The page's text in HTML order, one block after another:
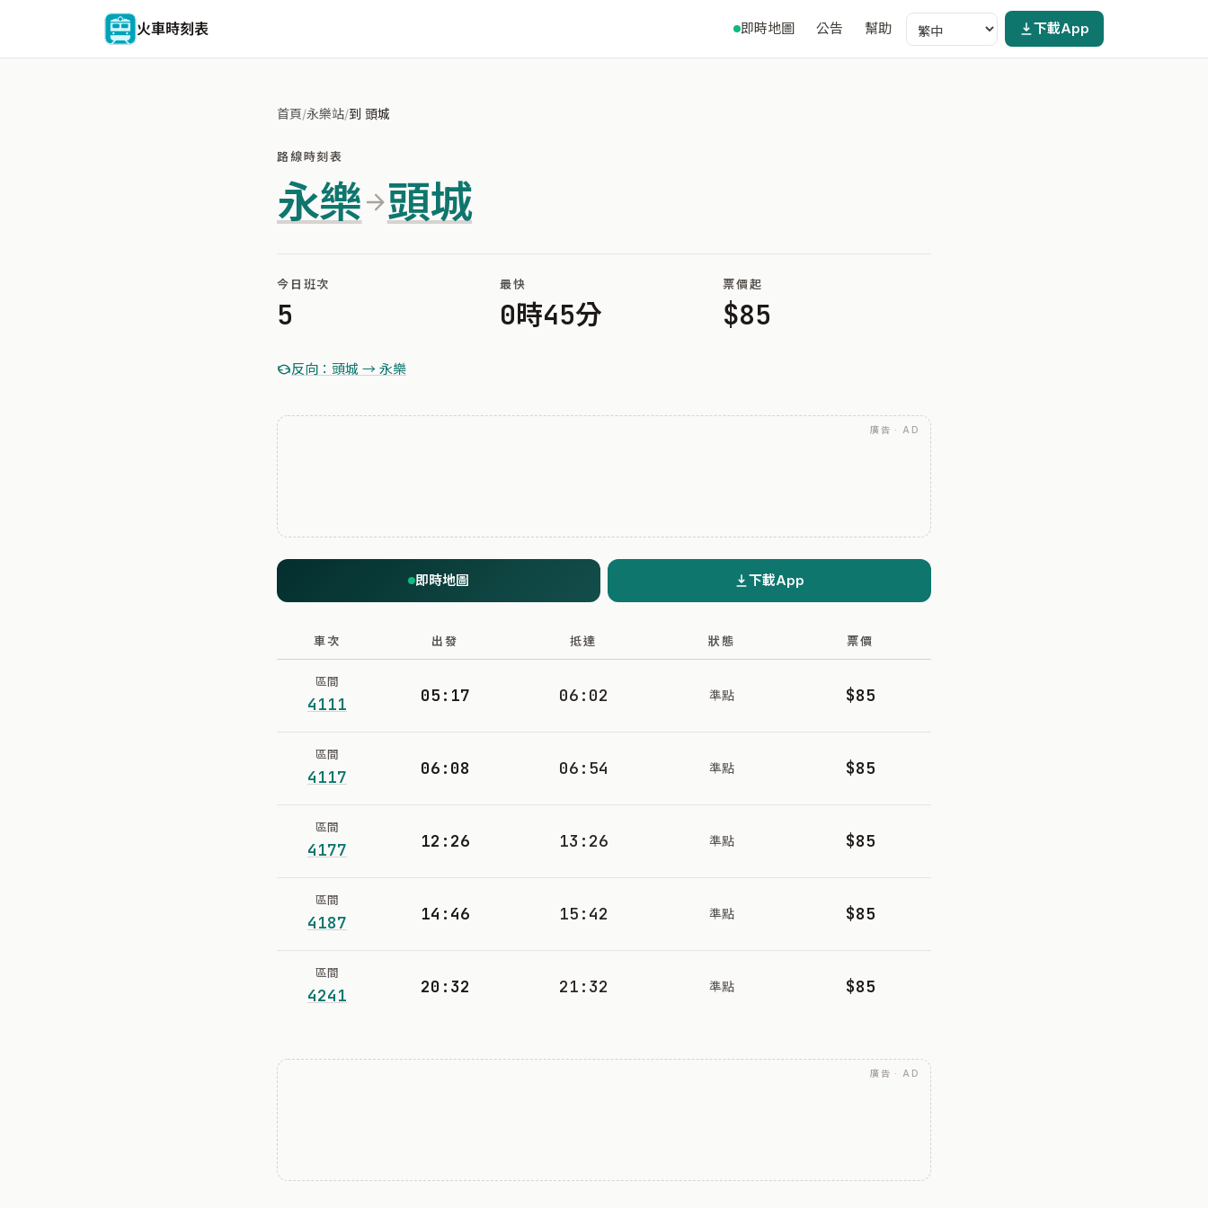
火車時刻表 即時地圖 公告 幫助 下載App
首頁/永樂站/到 頭城
路線時刻表
永樂 頭城
今日班次
5
最快
0時45分
票價起
$85
反向：頭城 → 永樂
廣告 · AD
即時地圖 下載App
車次 出發 抵達 狀態 票價
區間
4111 05:17 06:02 準點 $85
區間
4117 06:08 06:54 準點 $85
區間
4177 12:26 13:26 準點 $85
區間
4187 14:46 15:42 準點 $85
區間
4241 20:32 21:32 準點 $85
廣告 · AD